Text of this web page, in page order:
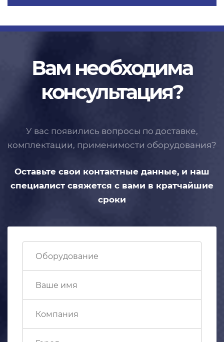
Вам необходима
консультация?
У вас появились вопросы по доставке,
комплектации, применимости оборудования?
Оставьте свои контактные данные, и наш
специалист свяжется с вами в кратчайшие
сроки